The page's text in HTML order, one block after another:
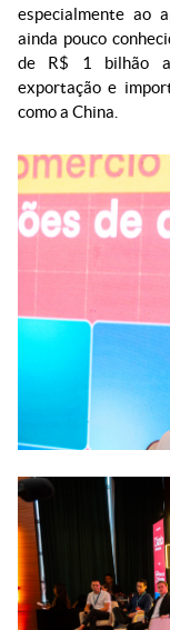
especialmente ao
ainda pouco
de R$ 1 bilhão
exportação e
como a China.